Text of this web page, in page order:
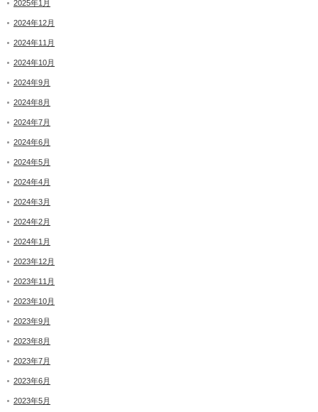
2025年1月
2024年12月
2024年11月
2024年10月
2024年9月
2024年8月
2024年7月
2024年6月
2024年5月
2024年4月
2024年3月
2024年2月
2024年1月
2023年12月
2023年11月
2023年10月
2023年9月
2023年8月
2023年7月
2023年6月
2023年5月